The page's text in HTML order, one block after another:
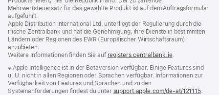
Mehrwertsteuersatz für das gewählte Produkt ist auf dem Auftragsformular
aufgeführt.
Apple Distribution International Ltd. unterliegt der Regulierung durch die
irische Zentralbank und hat die Genehmigung, ihre Dienste in bestimmten
Ländern oder Regionen des EWR (Europäischer Wirtschaftsraum)
anzubieten.
Weitere Informationen finden Sie auf registers.centralbank.ie(Öffnet
neues
Fenster)
.
Fußnote
※ Apple Intelligence ist in der Betaversion verfügbar. Einige Features sind
u. U. nicht in allen Regionen oder Sprachen verfügbar. Informationen zur
Verfügbarkeit von Features und Sprachen und zu den
Systemanforderungen findest du unter support.apple.com/de-at/121115.